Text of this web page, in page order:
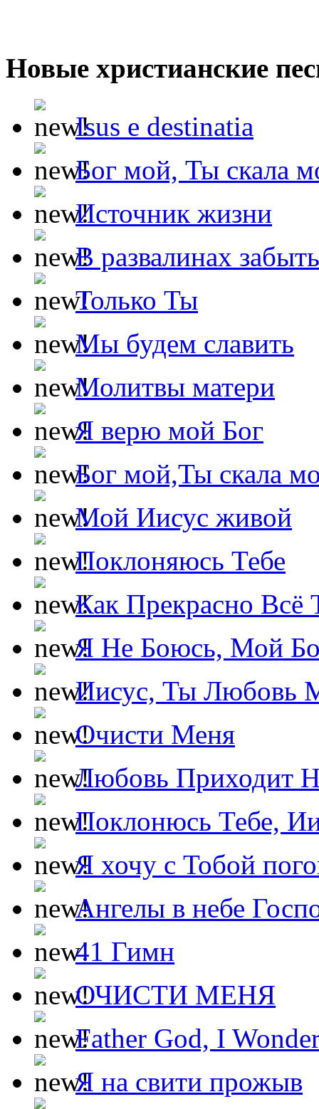
Новые христианские
Isus e destinatia
Бог мой, Ты скала
Источник жизни
В развалинах
Только Ты
Мы будем славить
Молитвы матери
Я верю мой Бог
Бог мой,Ты скала
Мой Иисус живой
Поклоняюсь Тебе
Как Прекрасно Всё
Я Не Боюсь, Мой
Иисус, Ты Любовь
Очисти Меня
Любовь Приходит
Поклонюсь Тебе,
Я хочу с Тобой
Ангелы в небе
41 Гимн
ОЧИСТИ МЕНЯ
Father God, I
Я на свити прожыв